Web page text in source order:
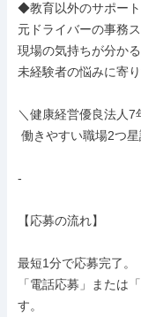
◆教育以外のサポー
元ドライバーの事務
現場の気持ちが分かる
未経験者の悩みに寄
＼健康経営優良法人7
-
【応募の流れ】
最短1分で応募完了。
「電話応募」または
す。